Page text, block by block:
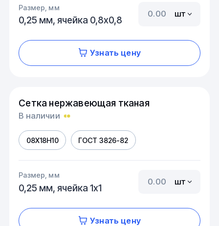
Размер, мм
0,25 мм, ячейка 0,8х0,8
шт
Узнать цену
Сетка нержавеющая тканая
В наличии
08Х18Н10 ГОСТ 3826-82
Размер, мм
0,25 мм, ячейка 1х1
шт
Узнать цену